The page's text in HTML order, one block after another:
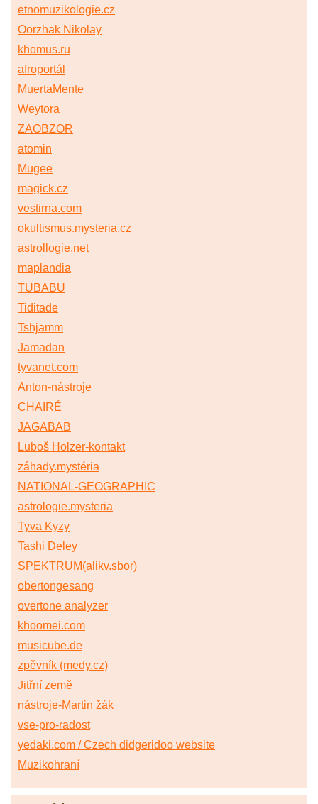
etnomuzikologie.cz
Oorzhak Nikolay
khomus.ru
afroportál
MuertaMente
Weytora
ZAOBZOR
atomin
Mugee
magick.cz
vestirna.com
okultismus.mysteria.cz
astrollogie.net
maplandia
TUBABU
Tiditade
Tshjamm
Jamadan
tyvanet.com
Anton-nástroje
CHAIRÉ
JAGABAB
Luboš Holzer-kontakt
záhady.mystéria
NATIONAL-GEOGRAPHIC
astrologie.mysteria
Tyva Kyzy
Tashi Deley
SPEKTRUM(alikv.sbor)
obertongesang
overtone analyzer
khoomei.com
musicube.de
zpěvník (medy.cz)
Jitřní země
nástroje-Martin žák
vse-pro-radost
yedaki.com / Czech didgeridoo website
Muzikohraní